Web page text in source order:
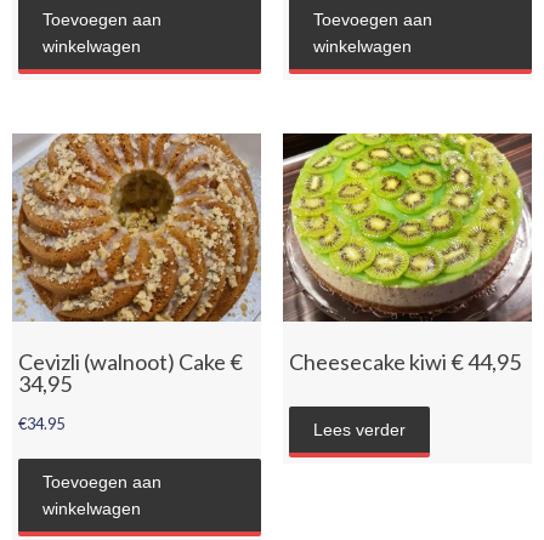
Toevoegen aan
winkelwagen
Toevoegen aan
winkelwagen
Cevizli (walnoot) Cake €
34,95
€34.95
Toevoegen aan
winkelwagen
Cheesecake kiwi € 44,95
Lees verder